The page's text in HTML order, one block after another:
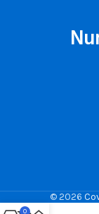
© 2026
0